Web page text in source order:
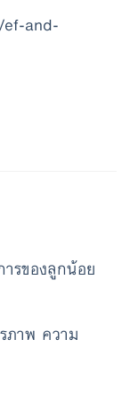
and-
รของลูกน้อย
ภาพ ความ